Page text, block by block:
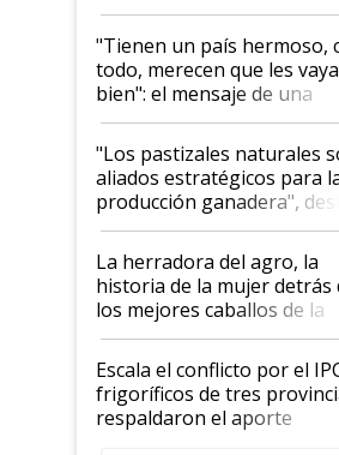
"Tienen un país hermoso,
todo, merecen que les vaya
bien": el mensaje de una
ganadera uruguaya sobre
oportunidades que se abren
para el agro en Argentina,
foco en la carne
"Los pastizales naturales
aliados estratégicos para
producción ganadera",
la iniciativa que ya reúne a
establecimientos en
La herradora del agro, la
historia de la mujer detrás
los mejores caballos de la
Argentina y los mitos que
todavía hacen sufrir a
animales: "Mientras me
descalificaban, yo seguí
haciendo currículum"
Escala el conflicto por el
frigoríficos de tres
respaldaron el aporte